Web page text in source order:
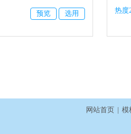
预览 选用 热度
网站首页 模